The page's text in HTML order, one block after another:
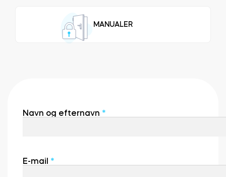
KØB NU
MANUALER
Navn og efternavn *
E-mail *